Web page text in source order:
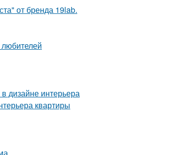
от бренда 19lab.
дизайне интерьера
квартиры